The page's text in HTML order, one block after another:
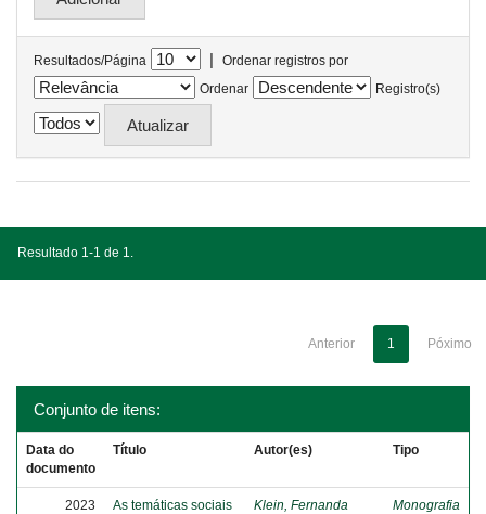
Resultados/Página |
Ordenar registros por
Ordenar
Registro(s)
Resultado 1-1 de 1.
Anterior 1 Póximo
Conjunto de itens:
Data do
documento
Título Autor(es) Tipo
2023
As temáticas sociais
Klein, Fernanda Monografia